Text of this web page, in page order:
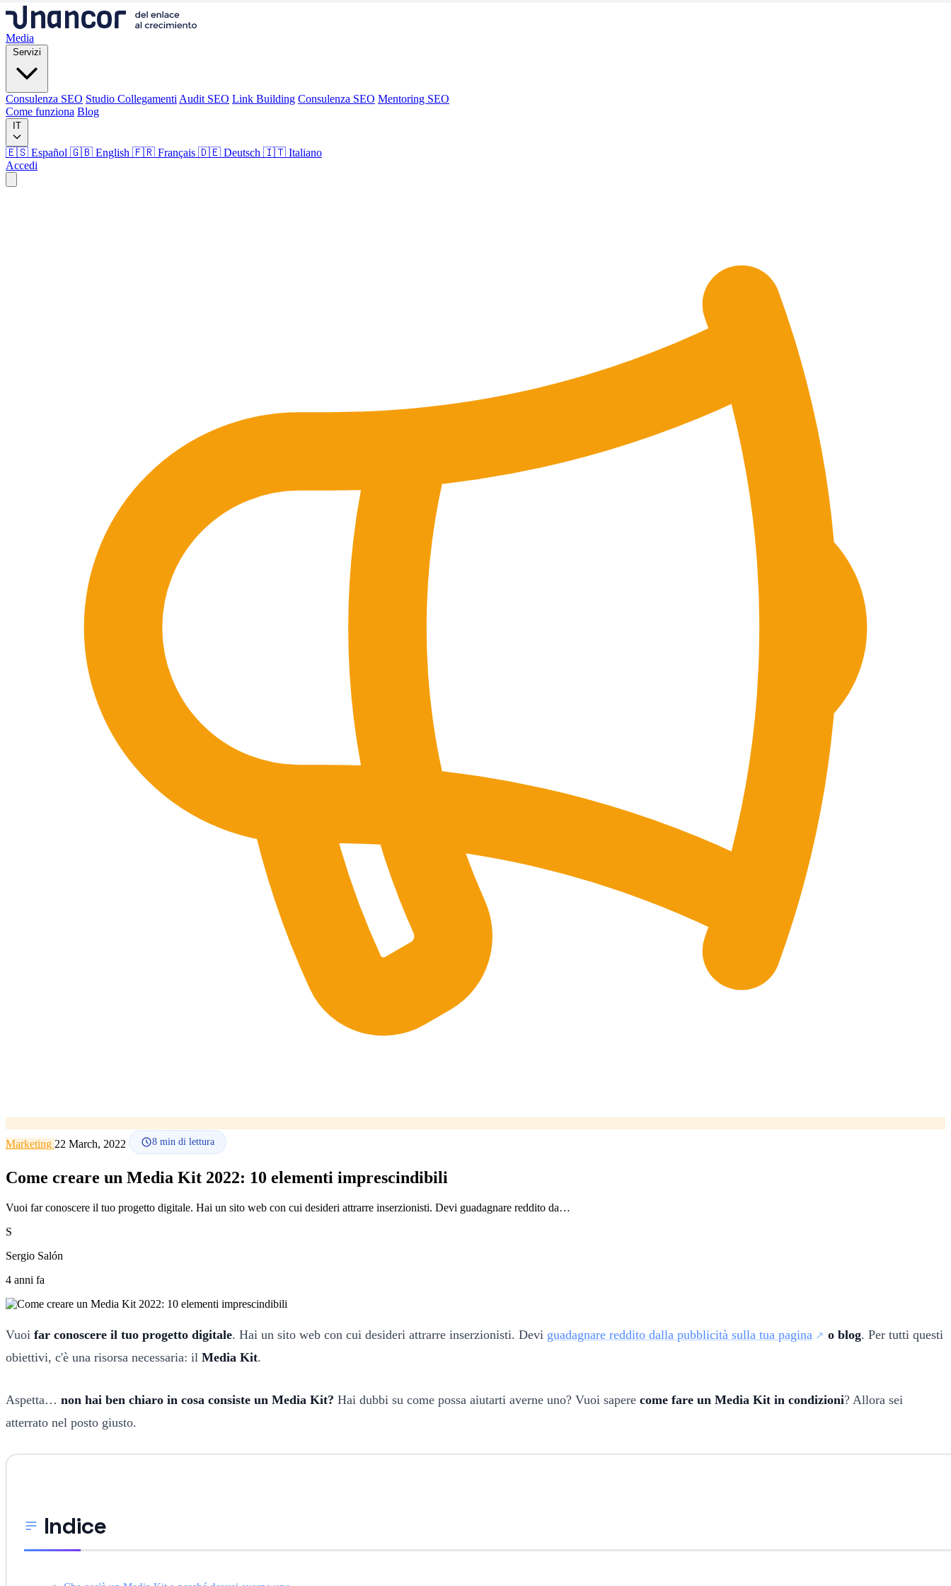
Media
Servizi
Consulenza SEO Studio Collegamenti Audit SEO Link Building Consulenza SEO Mentoring SEO
Come funziona Blog
IT
🇪🇸 Español 🇬🇧 English 🇫🇷 Français 🇩🇪 Deutsch 🇮🇹 Italiano
Accedi
Marketing 22 March, 2022 8 min di lettura
Come creare un Media Kit 2022: 10 elementi imprescindibili
Vuoi far conoscere il tuo progetto digitale. Hai un sito web con cui desideri attrarre inserzionisti. Devi guadagnare reddito da…
S
Sergio Salón
4 anni fa
Vuoi far conoscere il tuo progetto digitale. Hai un sito web con cui desideri attrarre inserzionisti. Devi guadagnare reddito dalla pubblicità sulla tua pagina o blog. Per tutti questi
obiettivi, c'è una risorsa necessaria: il Media Kit.
Aspetta… non hai ben chiaro in cosa consiste un Media Kit? Hai dubbi su come possa aiutarti averne uno? Vuoi sapere come fare un Media Kit in condizioni? Allora sei
atterrato nel posto giusto.
Indice